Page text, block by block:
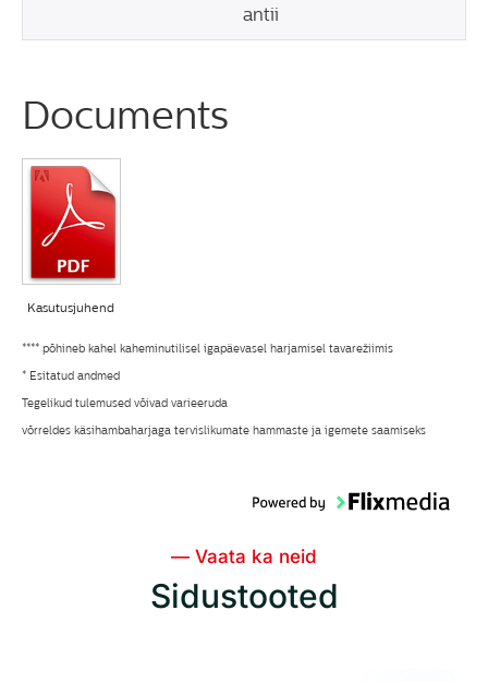
antii
Documents
Kasutusjuhend
**** põhineb kahel kaheminutilisel igapäevasel harjamisel tavarežiimis
* Esitatud andmed
Tegelikud tulemused võivad varieeruda
võrreldes käsihambaharjaga tervislikumate hammaste ja igemete saamiseks
— Vaata ka neid
Sidustooted